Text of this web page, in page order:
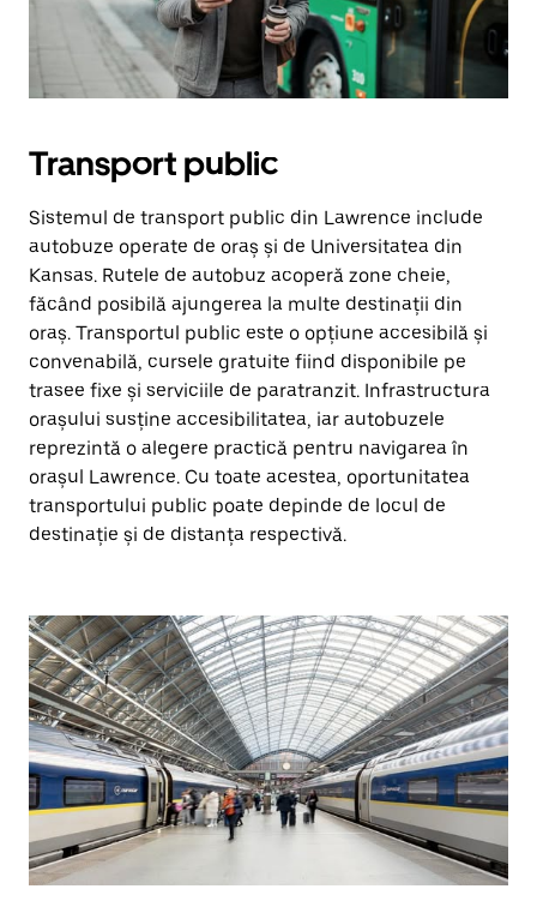
Transport public
Sistemul de transport public din Lawrence include
autobuze operate de oraș și de Universitatea din
Kansas. Rutele de autobuz acoperă zone cheie,
făcând posibilă ajungerea la multe destinații din
oraș. Transportul public este o opțiune accesibilă și
convenabilă, cursele gratuite fiind disponibile pe
trasee fixe și serviciile de paratranzit. Infrastructura
orașului susține accesibilitatea, iar autobuzele
reprezintă o alegere practică pentru navigarea în
orașul Lawrence. Cu toate acestea, oportunitatea
transportului public poate depinde de locul de
destinație și de distanța respectivă.